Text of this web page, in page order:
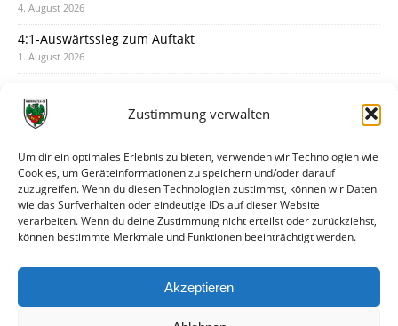
Zustimmung verwalten
Um dir ein optimales Erlebnis zu bieten, verwenden wir Technologien wie
Cookies, um Geräteinformationen zu speichern und/oder darauf
zuzugreifen. Wenn du diesen Technologien zustimmst, können wir Daten
wie das Surfverhalten oder eindeutige IDs auf dieser Website
verarbeiten. Wenn du deine Zustimmung nicht erteilst oder zurückziehst,
können bestimmte Merkmale und Funktionen beeinträchtigt werden.
Akzeptieren
4. August 2026
4:1-Auswärtssieg zum Auftakt
1. August 2026
31. Juli 2026
30. Juli 2026
Deine Spielminute: 89+1
28. Juli 2026
Neuer Rückensponsor
Neue Podcast-Folge: So tickt Björn!
27. Juli 2026